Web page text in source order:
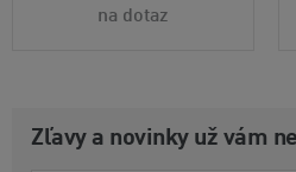
na dotaz
Zľavy a novinky už vám